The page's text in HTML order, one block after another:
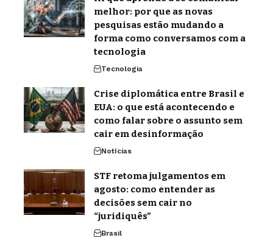
melhor: por que as novas
pesquisas estão mudando a
forma como conversamos com a
tecnologia
Tecnologia
Crise diplomática entre Brasil e
EUA: o que está acontecendo e
como falar sobre o assunto sem
cair em desinformação
Notícias
STF retoma julgamentos em
agosto: como entender as
decisões sem cair no
“juridiquês”
Brasil